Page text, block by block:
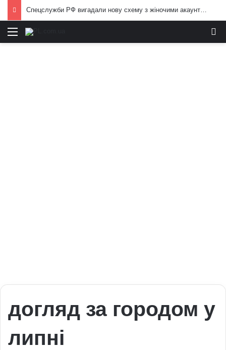
Спецслужби РФ вигадали нову схему з жіночими акаунтами в Україні: як виманюють військових
Меню
догляд за городом у
липні